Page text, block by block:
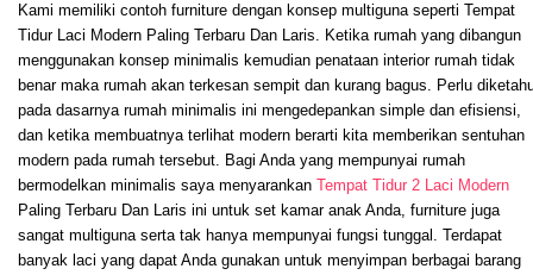
Kami memiliki contoh furniture dengan konsep multiguna seperti Tempat
Tidur Laci Modern Paling Terbaru Dan Laris. Ketika rumah yang dibangun
menggunakan konsep minimalis kemudian penataan interior rumah tidak
benar maka rumah akan terkesan sempit dan kurang bagus. Perlu
pada dasarnya rumah minimalis ini mengedepankan simple dan efisiensi,
dan ketika membuatnya terlihat modern berarti kita memberikan sentuhan
modern pada rumah tersebut. Bagi Anda yang mempunyai rumah
bermodelkan minimalis saya menyarankan Tempat Tidur 2 Laci Modern
Paling Terbaru Dan Laris ini untuk set kamar anak Anda, furniture juga
sangat multiguna serta tak hanya mempunyai fungsi tunggal. Terdapat
banyak laci yang dapat Anda gunakan untuk menyimpan berbagai barang